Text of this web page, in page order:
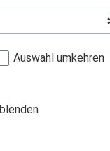
Auswahl umkehren